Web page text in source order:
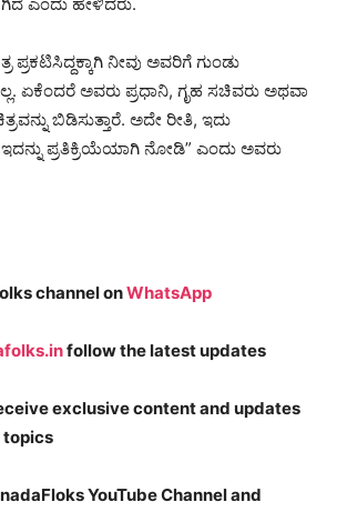
ಪ್ರಕಟಿಸಿದ್ದಕ್ಕಾಗಿ ನೀವು ಅವರಿಗೆ ಗುಂಡು
ಏಕೆಂದರೆ ಅವರು ಪ್ರಧಾನಿ, ಗೃಹ ಸಚಿವರು ಅಥವಾ
ಬಿಡಿಸುತ್ತಾರೆ. ಅದೇ ರೀತಿ, ಇದು
ಪ್ರತಿಕ್ರಿಯೆಯಾಗಿ ನೋಡಿ” ಎಂದು ಅವರು
channel onWhatsApp
follow the latest updates
exclusive content and updates
topics
YouTube Channel and